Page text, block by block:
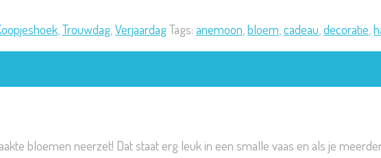
Trouwdag VerjaardagTags: anemoon bloem cadeau decoratie
bloemen neerzet! Dat staat erg leuk in een smalle vaas en als je